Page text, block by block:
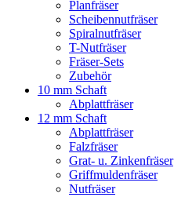
Planfräser
Scheibennutfräser
Spiralnutfräser
T-Nutfräser
Fräser-Sets
Zubehör
10 mm Schaft
Abplattfräser
12 mm Schaft
Abplattfräser
Falzfräser
Grat- u. Zinkenfräser
Griffmuldenfräser
Nutfräser